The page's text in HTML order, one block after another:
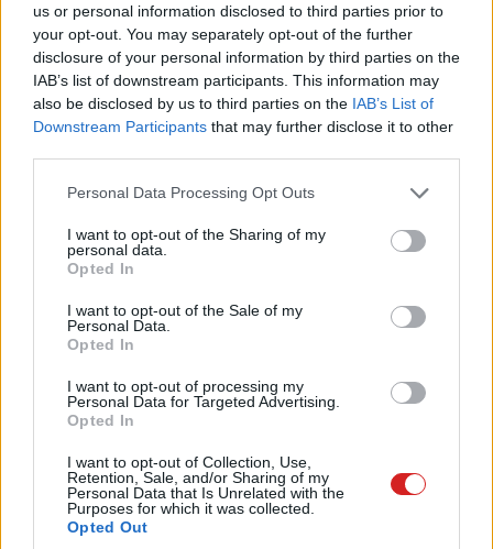
us or personal information disclosed to third parties prior to
your opt-out. You may separately opt-out of the further
disclosure of your personal information by third parties on the
IAB’s list of downstream participants. This information may
also be disclosed by us to third parties on the IAB’s List of
Downstream Participants that may further disclose it to other
Please note that this website/app uses one or more Google
not limited to your visit or usage behaviour. You may click to
grant or deny consent to Google and its third-party tags to
use your data for below specified purposes in below Google
consent section.
Personal Data Processing Opt Outs
I want to opt-out of the Sharing of my
personal data.
Opted In
I want to opt-out of the Sale of my
Personal Data.
Opted In
I want to opt-out of processing my
Personal Data for Targeted Advertising.
Opted In
I want to opt-out of Collection, Use,
Retention, Sale, and/or Sharing of my
Personal Data that Is Unrelated with the
Purposes for which it was collected.
Opted Out
A Verge szerint nem lehetetlen, hogy a Samsung a
barcelonai Mobile World Congressen, aGalaxy S5-tel egy
, fogja bemutatni új Windows Phone-os
Pulzusméréssel segíti a biztonságos mozgást az új
balatoni kardioösvény (X)
4 és egy 8 km-es egészségügyi tanösvény nyílt
Balatonalmádiban.
#verizon
#mobil